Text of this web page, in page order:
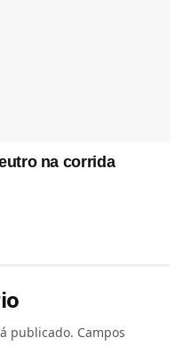
na corrida
publicado. Campos